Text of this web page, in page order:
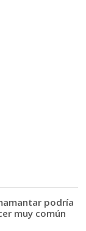
podría
muy común